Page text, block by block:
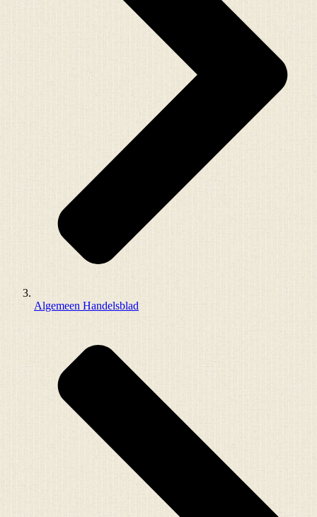
Algemeen Handelsblad